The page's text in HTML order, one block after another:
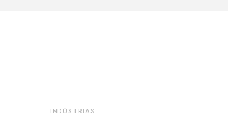
INDÚSTRIAS